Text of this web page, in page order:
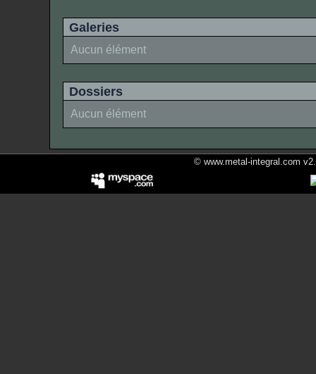
Galeries
Aucun élément
Dossiers
Aucun élément
© www.metal-integral.com